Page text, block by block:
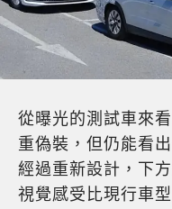
從曝光的測試車來
重偽裝，但仍能看
經過重新設計，下
視覺感受比現行車